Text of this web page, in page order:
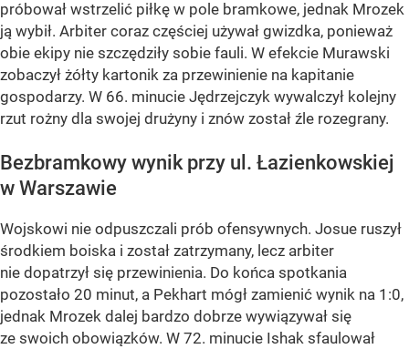
próbował wstrzelić piłkę w pole bramkowe, jednak Mrozek
ją wybił. Arbiter coraz częściej używał gwizdka, ponieważ
obie ekipy nie szczędziły sobie fauli. W efekcie Murawski
zobaczył żółty kartonik za przewinienie na kapitanie
gospodarzy. W 66. minucie Jędrzejczyk wywalczył kolejny
rzut rożny dla swojej drużyny i znów został źle rozegrany.
Bezbramkowy wynik przy ul. Łazienkowskiej
w Warszawie
Wojskowi nie odpuszczali prób ofensywnych. Josue ruszył
środkiem boiska i został zatrzymany, lecz arbiter
nie dopatrzył się przewinienia. Do końca spotkania
pozostało 20 minut, a Pekhart mógł zamienić wynik na 1:0,
jednak Mrozek dalej bardzo dobrze wywiązywał się
ze swoich obowiązków. W 72. minucie Ishak sfaulował